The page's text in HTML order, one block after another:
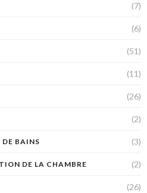
(7)
(6)
(51)
(11)
(26)
(2)
DE BAINS (3)
DE LA CHAMBRE (2)
(26)